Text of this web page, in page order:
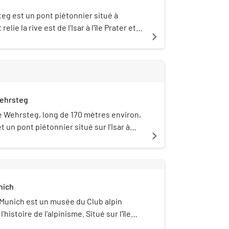
est un pont piétonnier situé à
relie la rive est de l'Isar à l'île Prater et
à travers le Grand Isar est le
navigate_next
long de 170 mètres environ,
un pont piétonnier situé sur l’Isar à
aux Musées et l'Île Prater. À travers dix
Isar. La jetée existante a été
Le Mariannenbrücke et le pont des
l'île Prater à l’ouest du pont, à
du pont.
navigate_next
est un musée du Club alpin
l'histoire de l'alpinisme. Situé sur l'île